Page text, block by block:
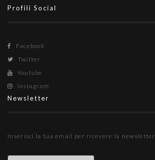
Profili Social
Facebook
Twitter
Youtube
Instagram
Newsletter
Inserisci la tua email per ricevere la newsletter